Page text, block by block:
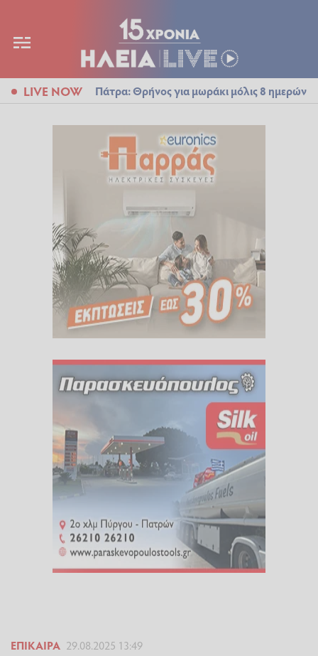
LIVE NOW Πάτρα: Θρήνος για μωράκι μόλις 8 ημερών
ΕΠΊΚΑΙΡΑ 29.08.2025 13:49